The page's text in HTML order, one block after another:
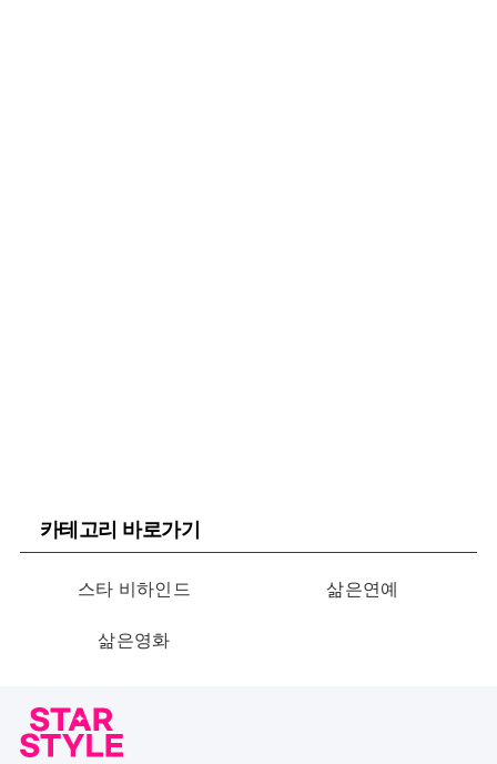
카테고리 바로가기
스타 비하인드 삶은연예
삶은영화